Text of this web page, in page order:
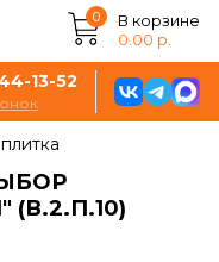
0
В корзине
0.00 р.
13-52